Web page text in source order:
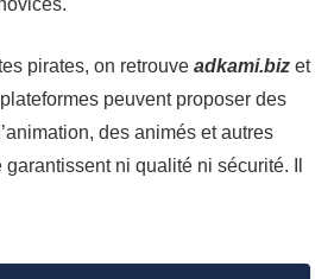
pirates, on retrouve adkami.biz et
peuvent proposer des
des animés et autres
ni qualité ni sécurité. Il